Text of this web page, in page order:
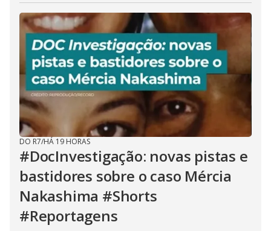
DO R7/HÁ 19 HORAS
#DocInvestigação: novas pistas e
bastidores sobre o caso Mércia
Nakashima #Shorts
#Reportagens